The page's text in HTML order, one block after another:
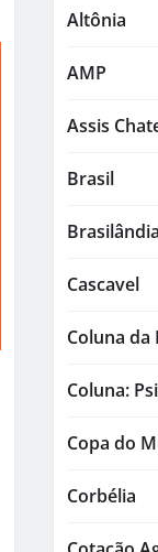
Altônia
AMP
Assis
Brasil
Cascavel
Coluna da
Coluna:
Copa do
Corbélia